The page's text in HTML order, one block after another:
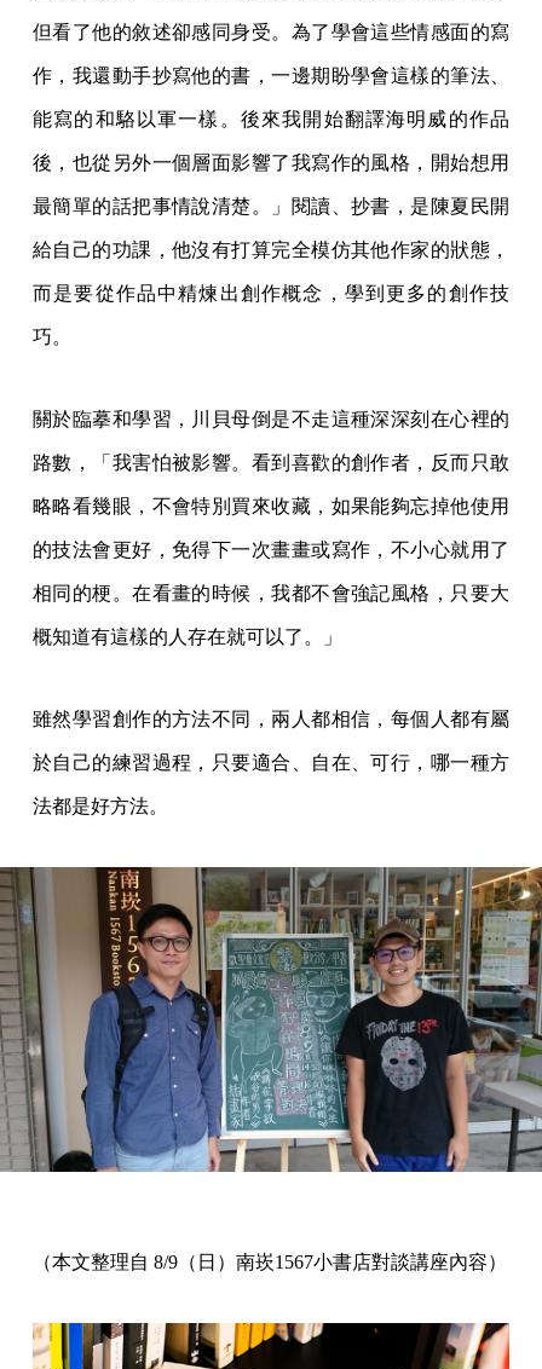
但看了他的敘述卻感同身受。為了學會這些情感面的寫
作，我還動手抄寫他的書，一邊期盼學會這樣的筆法、
能寫的和駱以軍一樣。後來我開始翻譯海明威的作品
後，也從另外一個層面影響了我寫作的風格，開始想用
最簡單的話把事情說清楚。」閱讀、抄書，是陳夏民開
給自己的功課，他沒有打算完全模仿其他作家的狀態，
而是要從作品中精煉出創作概念，學到更多的創作技
巧。
關於臨摹和學習，川貝母倒是不走這種深深刻在心裡的
路數，「我害怕被影響。看到喜歡的創作者，反而只敢
略略看幾眼，不會特別買來收藏，如果能夠忘掉他使用
的技法會更好，免得下一次畫畫或寫作，不小心就用了
相同的梗。在看畫的時候，我都不會強記風格，只要大
概知道有這樣的人存在就可以了。」
雖然學習創作的方法不同，兩人都相信，每個人都有屬
於自己的練習過程，只要適合、自在、可行，哪一種方
法都是好方法。
（本文整理自 8/9（日）南崁1567小書店對談講座內容）